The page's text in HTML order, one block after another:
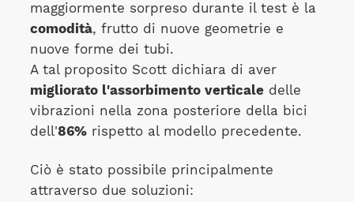
maggiormente sorpreso durante il test è la
comodità, frutto di nuove geometrie e
nuove forme dei tubi.
A tal proposito Scott dichiara di aver
migliorato l'assorbimento verticaledelle
vibrazioni nella zona posteriore della bici
dell'86%rispetto al modello precedente.
Ciò è stato possibile principalmente
attraverso due soluzioni: